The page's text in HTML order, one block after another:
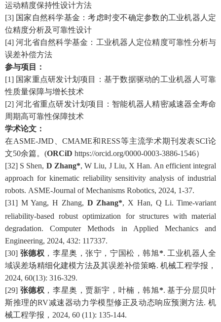
运动精度保持性设计方法
[3] 国家自然科学基金：考虑时变不确定参数的工业机器人定
位精度分析及可靠性设计
[4] 河北省自然科学基金 ： 工业机器人定位精度可靠性分析与
误差补偿方法
参与项目：
[1] 国家重点研发计划项目：基于数据驱动的工业机器人可靠
性质量保障与增长技术
[2] 河北省重点研发计划项目：智能机器人精密减速器全寿命
周期高可靠性保障技术
学术论文 ：
在ASME-JMD 、CMAME和RESS等主流学术期刊发表SCI论
文50余篇。(ORCiD https://orcid.org/0000-0003-3886-1546）
[32] S Shen, D Zhang*, W Liu, J Liu, X Han. An efficient integral
approach for kinematic reliability sensitivity analysis of industrial
robots. ASME-Journal ofMechanisms Robotics, 2024, 1-37.
[31] M Yang, H Zhang, D Zhang*, X Han, Q Li. Time-variant
reliability-based robust optimization for structures with material
degradation.Computer Methods in Applied Mechanics and
Engineering, 2024, 432: 117337.
[30] 张德权 ， 李星奥 ，张宁 ，宁国松 ，韩旭*. 工业机器人全
域误差场精细化建模方法及其误差补偿策略. 机械工程学报 ，
2024, 60(13): 316-329.
[29] 张德权 ，李星奥，贾新宇，叶楠，韩旭*.基于分层贝叶
斯推理的RV减速器动力学模型修正及动态响应预测方法.机
械工程学报， 2024, 60 (11): 135-144.